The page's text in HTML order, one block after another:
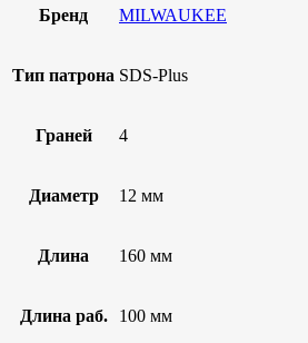
Бренд MILWAUKEE
Тип патрона SDS-Plus
Граней 4
Диаметр 12 мм
Длина 160 мм
Длина раб. 100 мм